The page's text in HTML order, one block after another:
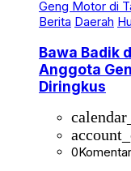
Berita Daerah
Bawa Badik
Anggota
Diringkus
0Komentar